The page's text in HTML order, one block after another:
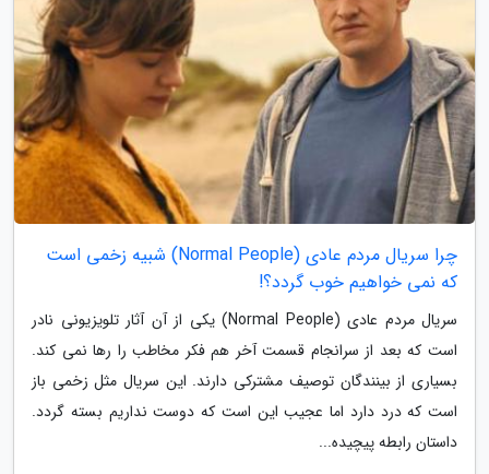
چرا سریال مردم عادی (Normal People) شبیه زخمی است
که نمی خواهیم خوب گردد؟!
سریال مردم عادی (Normal People) یکی از آن آثار تلویزیونی نادر
است که بعد از سرانجام قسمت آخر هم فکر مخاطب را رها نمی کند.
بسیاری از بینندگان توصیف مشترکی دارند. این سریال مثل زخمی باز
است که درد دارد اما عجیب این است که دوست نداریم بسته گردد.
داستان رابطه پیچیده...